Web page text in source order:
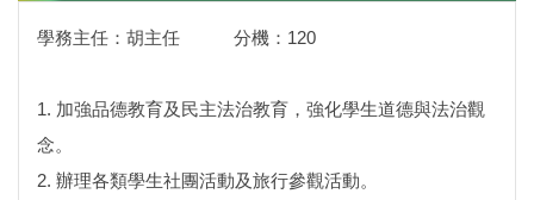
學務主任：胡主任 分機：120
1. 加強品德教育及民主法治教育，強化學生道德與法治觀
念。
2. 辦理各類學生社團活動及旅行參觀活動。